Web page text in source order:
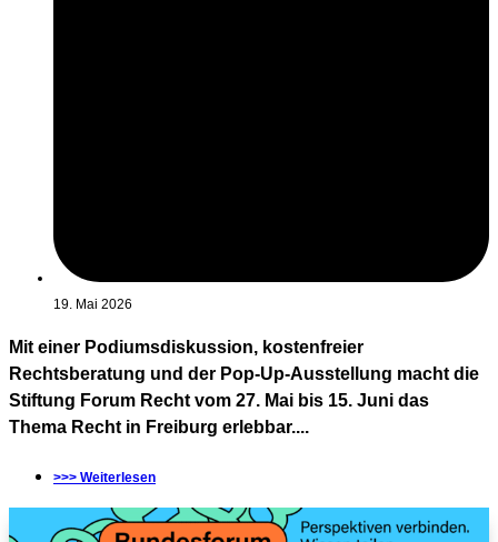
19. Mai 2026
Mit einer Podiumsdiskussion, kostenfreier
Rechtsberatung und der Pop-Up-Ausstellung macht die
Stiftung Forum Recht vom 27. Mai bis 15. Juni das
Thema Recht in Freiburg erlebbar....
>>> Weiterlesen